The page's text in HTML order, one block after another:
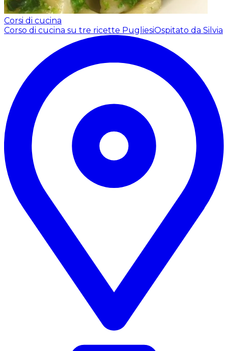
Corsi di cucina
Corso di cucina su tre ricette PugliesiOspitato da Silvia